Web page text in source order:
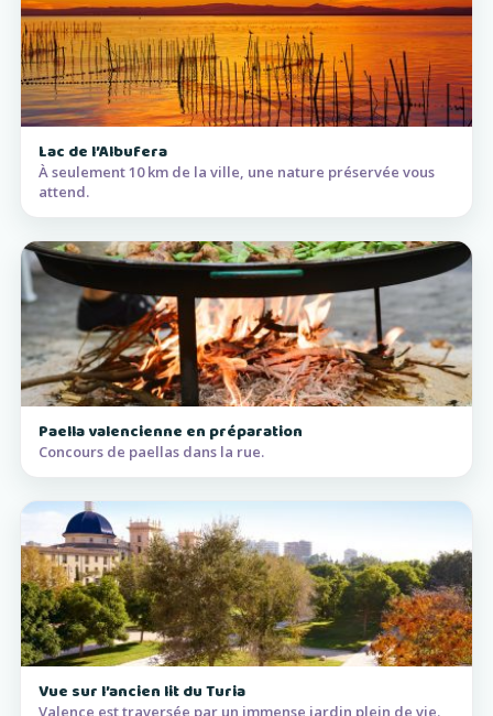
Lac de l’Albufera
À seulement 10 km de la ville, une nature préservée vous
attend.
Paella valencienne en préparation
Concours de paellas dans la rue.
Vue sur l’ancien lit du Turia
Valence est traversée par un immense jardin plein de vie.